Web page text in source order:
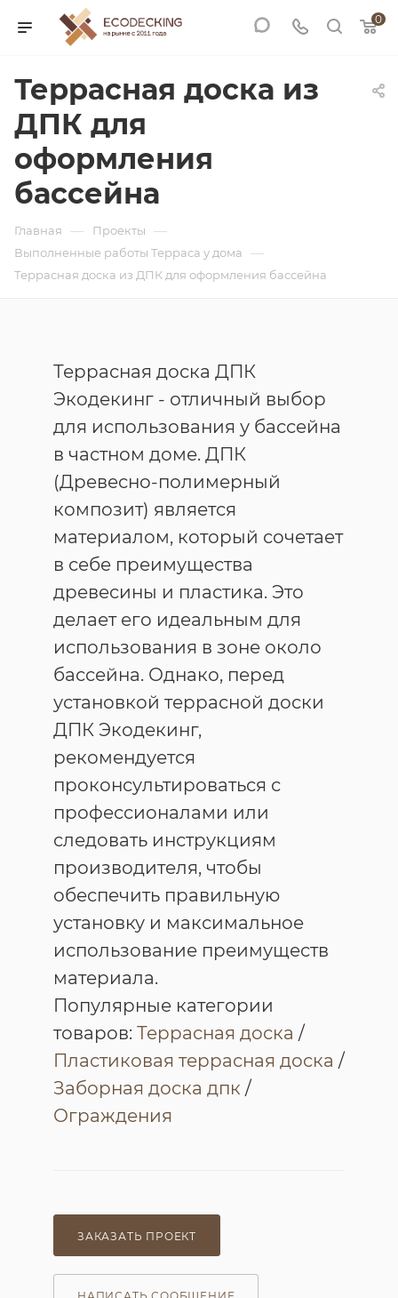
0
Террасная доска из
ДПК для
оформления
бассейна
Главная — Проекты —
Выполненные работы Терраса у дома —
Террасная доска из ДПК для оформления бассейна
Террасная доска ДПК
Экодекинг - отличный выбор
для использования у бассейна
в частном доме. ДПК
(Древесно-полимерный
композит) является
материалом, который сочетает
в себе преимущества
древесины и пластика. Это
делает его идеальным для
использования в зоне около
бассейна. Однако, перед
установкой террасной доски
ДПК Экодекинг,
рекомендуется
проконсультироваться с
профессионалами или
следовать инструкциям
производителя, чтобы
обеспечить правильную
установку и максимальное
использование преимуществ
материала.
Популярные категории
товаров: Террасная доска /
Пластиковая террасная доска /
Заборная доска дпк /
Ограждения
ЗАКАЗАТЬ ПРОЕКТ